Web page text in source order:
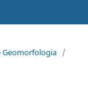
Geomorfologia /